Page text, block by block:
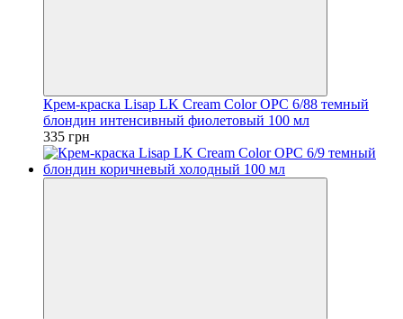
Крем-краска Lisap LK Cream Color OPC 6/88 темный
блондин интенсивный фиолетовый 100 мл
335 грн